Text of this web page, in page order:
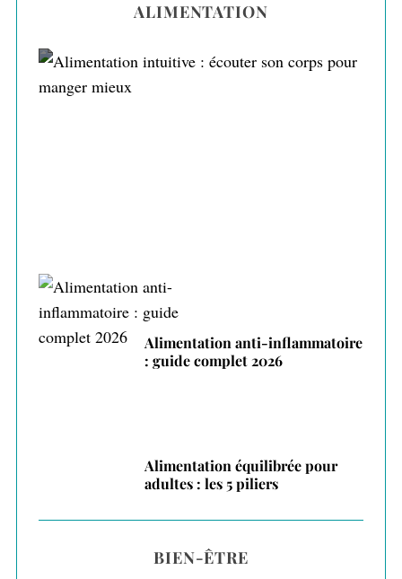
ALIMENTATION
Alimentation anti-inflammatoire
: guide complet 2026
Alimentation équilibrée pour
adultes : les 5 piliers
BIEN-ÊTRE